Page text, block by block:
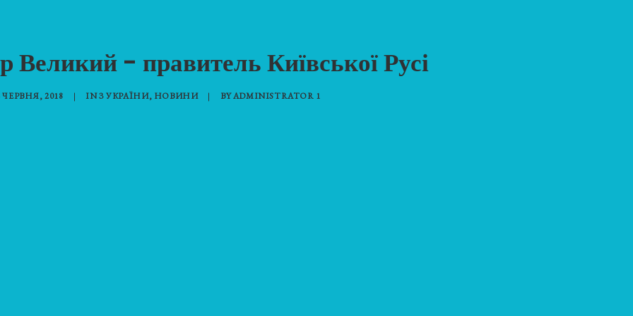
Великий - правитель Київської Русі
ЧЕРВНЯ, 2018 | INЗ УКРАЇНИ, НОВИНИ | BYADMINISTRATOR 1